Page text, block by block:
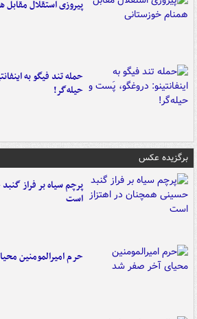
پیروزی استقلال مقابل
حمله تند فیگو به
حیله‌گر!
برگزیده عکس
پرچم سیاه بر فراز
است
حرم امیرالمومنین